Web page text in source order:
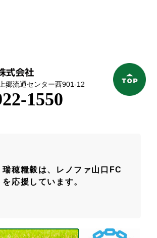
郷流通センター西901-12
1550
瑞穂糧穀は、レノファ山口FC
を応援しています。